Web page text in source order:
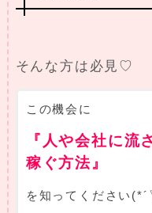
そんな方は必見♡
この機会に
『人や会社に流
稼ぐ方法』
を知ってください